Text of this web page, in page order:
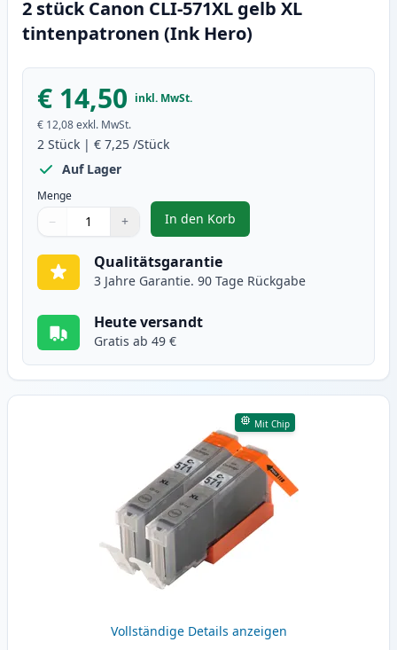
2 stück Canon CLI-571XL gelb XL
tintenpatronen (Ink Hero)
€ 14,50 inkl. MwSt.
€ 12,08exkl. MwSt.
2 Stück | € 7,25 /Stück
Auf Lager
Menge
Verwenden Sie die Tasten, um anzupassen
− +
1
In den Korb
, 2 stück Canon CLI-571XL gelb
Qualitätsgarantie
3 Jahre Garantie. 90 Tage Rückgabe
Heute versandt
Gratis ab 49 €
Mit Chip
Vollständige Details anzeigen